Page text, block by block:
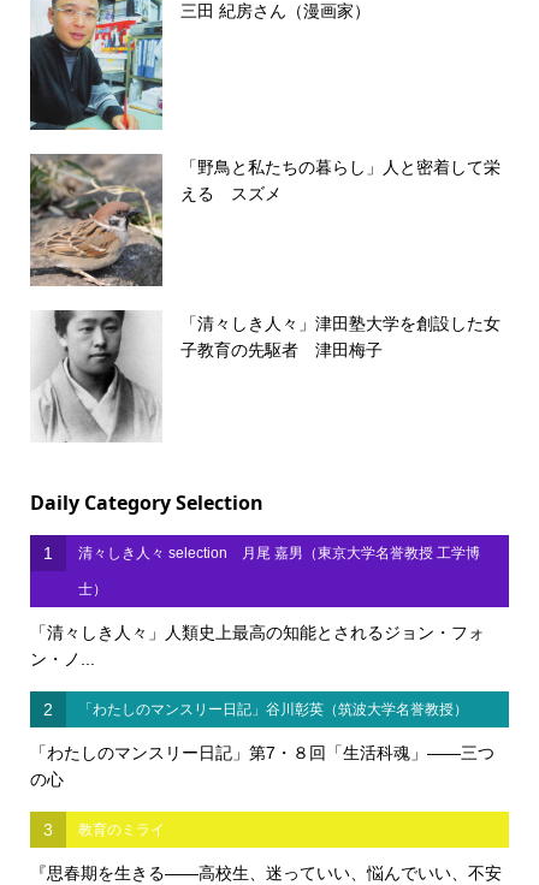
三田 紀房さん（漫画家）
「野鳥と私たちの暮らし」人と密着して栄
える スズメ
「清々しき人々」津田塾大学を創設した女
子教育の先駆者 津田梅子
Daily Category Selection
1 清々しき人々 selection 月尾 嘉男（東京大学名誉教授 工学博
士）
「清々しき人々」人類史上最高の知能とされるジョン・フォ
ン・ノ...
2 「わたしのマンスリー日記」谷川彰英（筑波大学名誉教授）
「わたしのマンスリー日記」第7・８回「生活科魂」――三つ
の心
3 教育のミライ
『思春期を生きる――高校生、迷っていい、悩んでいい、不安